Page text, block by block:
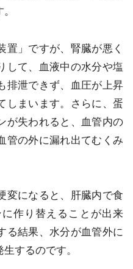
置」ですが、腎臓が悪く
して、血液中の水分や塩
排泄できず、血圧が上昇
しまいます。さらに、蛋
が失われると、血管内の
管の外に漏れ出てむくみ
変になると、肝臓内で食
作り替えることが出来
る結果、水分が血管外に
するのです。